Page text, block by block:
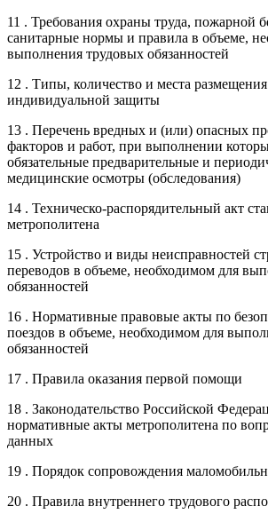
11 . Требования охраны труда, пожарной
санитарные нормы и правила в объеме,
выполнения трудовых обязанностей
12 . Типы, количество и места размещения
индивидуальной защиты
13 . Перечень вредных и (или) опасных
факторов и работ, при выполнении
обязательные предварительные и
медицинские осмотры (обследования)
14 . Техническо-распорядительный акт
метрополитена
15 . Устройство и виды неисправностей
переводов в объеме, необходимом для
обязанностей
16 . Нормативные правовые акты по
поездов в объеме, необходимом для
обязанностей
17 . Правила оказания первой помощи
18 . Законодательство Российской
нормативные акты метрополитена по
данных
19 . Порядок сопровождения
20 . Правила внутреннего трудового